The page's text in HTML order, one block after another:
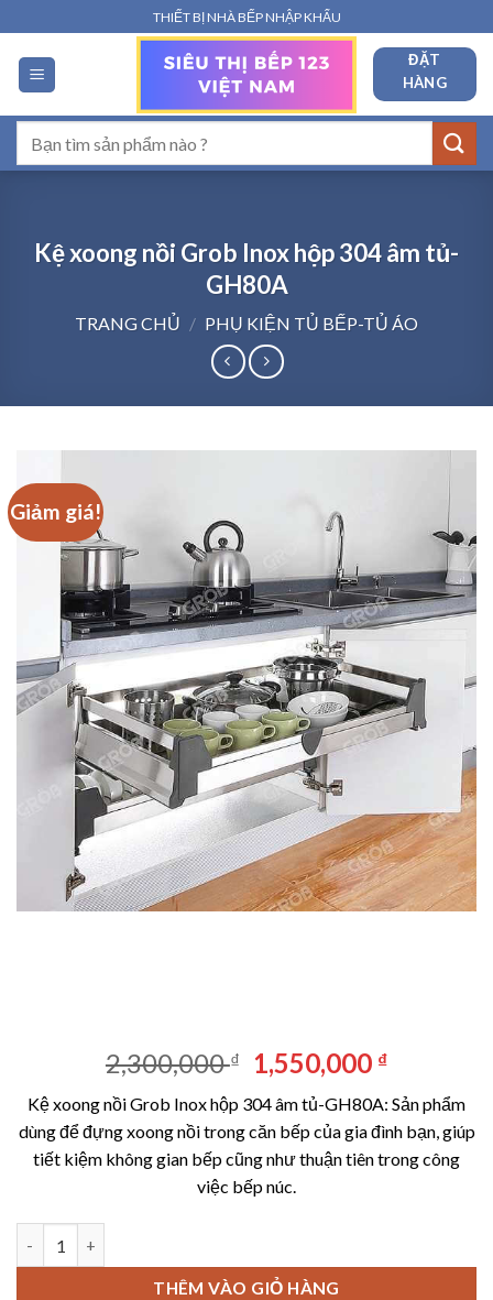
qua
nội
dung
THIẾT BỊ NHÀ BẾP NHẬP KHẨU
ĐẶT
HÀNG
kiếm:
Kệ xoong nồi Grob Inox hộp 304 âm tủ-
GH80A
TRANG CHỦ / PHỤ KIỆN TỦ BẾP-TỦ ÁO
Giảm giá!
2,300,000₫
Giá
gốc
là:
2,300,000 ₫.
1,550,000 ₫Giá
hiện
tại
là:
Kệ xoong nồi Grob Inox hộp 304 âm tủ-GH80A: Sản phẩm
dùng để đựng xoong nồi trong căn bếp của gia đình bạn, giúp
tiết kiệm không gian bếp cũng như thuận tiên trong công
việc bếp núc.
THÊM VÀO GIỎ HÀNG